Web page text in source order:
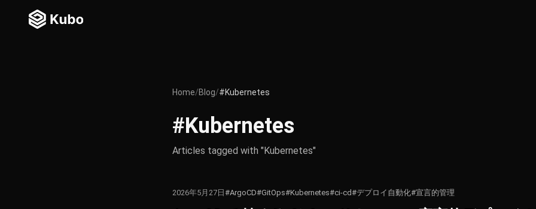
Home/Blog/#Kubernetes
#Kubernetes
Articles tagged with "Kubernetes"
2026年5月27日 #ArgoCD#GitOps#Kubernetes#ci-cd#デプロイ自動化#宣言的管理